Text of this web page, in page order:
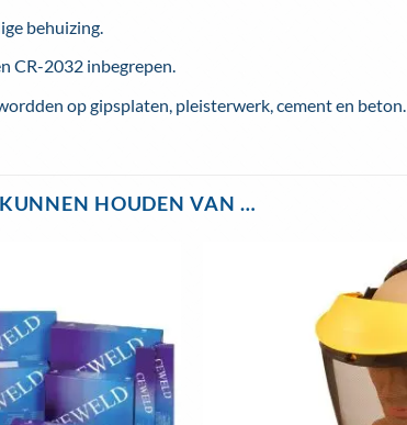
behuizing.
CR-2032 inbegrepen.
op gipsplaten, pleisterwerk, cement en beton.
HOUDEN VAN …
wenslijst